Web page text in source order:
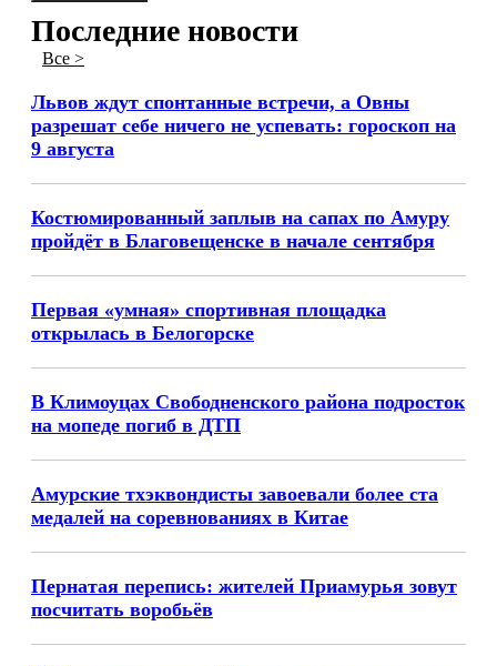
Последние новости
Все >
Львов ждут спонтанные встречи, а Овны
разрешат себе ничего не успевать: гороскоп на
9 августа
Костюмированный заплыв на сапах по Амуру
пройдёт в Благовещенске в начале сентября
Первая «умная» спортивная площадка
открылась в Белогорске
В Климоуцах Свободненского района подросток
на мопеде погиб в ДТП
Амурские тхэквондисты завоевали более ста
медалей на соревнованиях в Китае
Пернатая перепись: жителей Приамурья зовут
посчитать воробьёв